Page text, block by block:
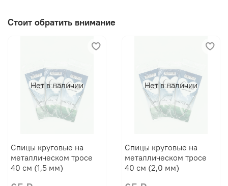
Стоит обратить внимание
Нет в наличии
Спицы круговые на
металлическом тросе
40 см (1,5 мм)
Нет в наличии
Спицы круговые на
металлическом тросе
40 см (2,0 мм)